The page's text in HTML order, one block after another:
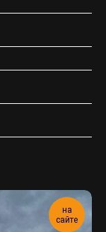
на
сайте